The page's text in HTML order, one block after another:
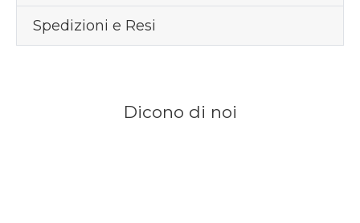
Spedizioni e Resi
Dicono di noi